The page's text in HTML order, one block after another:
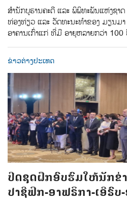
ສຳນັກບູຮານຄະດີ ແລະ ພິພິທະພັນແຫ່ງຊາ
ທ່ອງທ່ຽວ ແລະ ວັດທະນະທຳຂອງ ມຽນມ
ອາຄານເກົ່າແກ່ ທີ່ມີ ອາຍຸຫລາຍກວ່າ 100
ຂ່າວຕ່າງປະເທດ
ປີດຊຸດຝຶກອົບຮົມໃຫ້ນັກຂ່
ປາຊີຟິກ-ອາຟຣິກາ-ເອີຣົບ